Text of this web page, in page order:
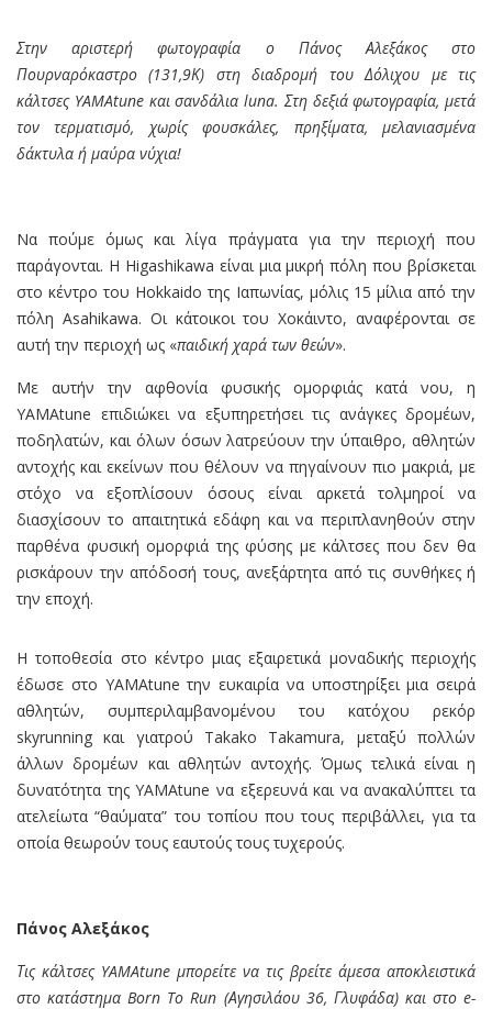
Στην αριστερή φωτογραφία ο Πάνος Αλεξάκος στο
Πουρναρόκαστρο (131,9Κ) στη διαδρομή του Δόλιχου με τις
κάλτσες YAMAtune και σανδάλια luna. Στη δεξιά φωτογραφία, μετά
τον τερματισμό, χωρίς φουσκάλες, πρηξίματα, μελανιασμένα
δάκτυλα ή μαύρα νύχια!
Να πούμε όμως και λίγα πράγματα για την περιοχή που
παράγονται. Η Higashikawa είναι μια μικρή πόλη που βρίσκεται
στο κέντρο του Hokkaido της Ιαπωνίας, μόλις 15 μίλια από την
πόλη Asahikawa. Οι κάτοικοι του Χοκάιντο, αναφέρονται σε
αυτή την περιοχή ως «παιδική χαρά των θεών».
Με αυτήν την αφθονία φυσικής ομορφιάς κατά νου, η
YAMAtune επιδιώκει να εξυπηρετήσει τις ανάγκες δρομέων,
ποδηλατών, και όλων όσων λατρεύουν την ύπαιθρο, αθλητών
αντοχής και εκείνων που θέλουν να πηγαίνουν πιο μακριά, με
στόχο να εξοπλίσουν όσους είναι αρκετά τολμηροί να
διασχίσουν το απαιτητικά εδάφη και να περιπλανηθούν στην
παρθένα φυσική ομορφιά της φύσης με κάλτσες που δεν θα
ρισκάρουν την απόδοσή τους, ανεξάρτητα από τις συνθήκες ή
την εποχή.
Η τοποθεσία στο κέντρο μιας εξαιρετικά μοναδικής περιοχής
έδωσε στο YAMAtune την ευκαιρία να υποστηρίξει μια σειρά
αθλητών, συμπεριλαμβανομένου του κατόχου ρεκόρ
skyrunning και γιατρού Takako Takamura, μεταξύ πολλών
άλλων δρομέων και αθλητών αντοχής. Όμως τελικά είναι η
δυνατότητα της YAMAtune να εξερευνά και να ανακαλύπτει τα
ατελείωτα “θαύματα” του τοπίου που τους περιβάλλει, για τα
οποία θεωρούν τους εαυτούς τους τυχερούς.
Πάνος Αλεξάκος
Τις κάλτσες YAMAtune μπορείτε να τις βρείτε άμεσα αποκλειστικά
στο κατάστημα Born To Run (Αγησιλάου 36, Γλυφάδα) και στο e-